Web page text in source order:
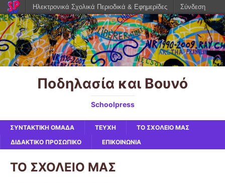
Ποδηλασία και Βουνό
Schoolpress
ΣΥΝΤΑΚΤΙΚΗ ΟΜΑΔΑ ΤΕΥΧΗ
ΤΟ ΣΧΟΛΕΙΟ ΜΑΣ
ΔΙΔΑΚΤΙΚΟ ΠΡΟΣΩΠΙΚΟ
ΕΠΙΚΟΙΝΩΝΙΑ
ΤΟ ΣΧΟΛΕΙΟ ΜΑΣ
Ηλεκτρονικά Σχολικά Περιοδικά & Εφημερίδες Σύνδεση